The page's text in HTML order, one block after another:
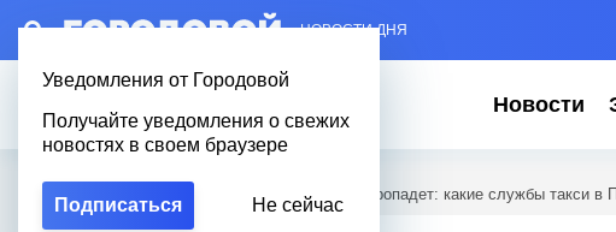
– НОВОСТИ ДНЯ
Уведомления от Городовой
Получайте уведомления о свежих
новостях в своем браузере
Подписаться Не сейчас
Новости
Городовой Если интернет вдруг пропадет: какие службы такси